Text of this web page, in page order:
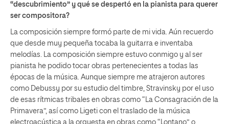
“descubrimiento” y qué se despertó en la pianista para querer
ser compositora?
La composición siempre formó parte de mi vida. Aún recuerdo
que desde muy pequeña tocaba la guitarra e inventaba
melodías. La composición siempre estuvo conmigo y al ser
pianista he podido tocar obras pertenecientes a todas las
épocas de la música. Aunque siempre me atrajeron autores
como Debussy por su estudio del timbre, Stravinsky por el uso
de esas rítmicas tribales en obras como “La Consagración de la
Primavera”, así como Ligeti con el traslado de la música
electroacústica a la orquesta en obras como “Lontano” o